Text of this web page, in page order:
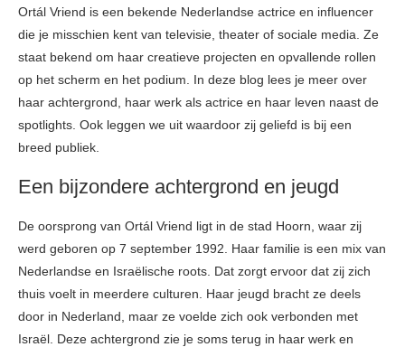
Ortál Vriend is een bekende Nederlandse actrice en influencer
die je misschien kent van televisie, theater of sociale media. Ze
staat bekend om haar creatieve projecten en opvallende rollen
op het scherm en het podium. In deze blog lees je meer over
haar achtergrond, haar werk als actrice en haar leven naast de
spotlights. Ook leggen we uit waardoor zij geliefd is bij een
breed publiek.
Een bijzondere achtergrond en jeugd
De oorsprong van Ortál Vriend ligt in de stad Hoorn, waar zij
werd geboren op 7 september 1992. Haar familie is een mix van
Nederlandse en Israëlische roots. Dat zorgt ervoor dat zij zich
thuis voelt in meerdere culturen. Haar jeugd bracht ze deels
door in Nederland, maar ze voelde zich ook verbonden met
Israël. Deze achtergrond zie je soms terug in haar werk en